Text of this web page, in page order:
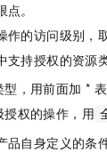
。
作的访问级别，
支持授权的资源
，用前面加 * 表
权的操作，用
自身定义的条
果
新一代 AI 视频生成模型，深度适配广告营销等场景
大模
灵活可
人工智
400电
广告营